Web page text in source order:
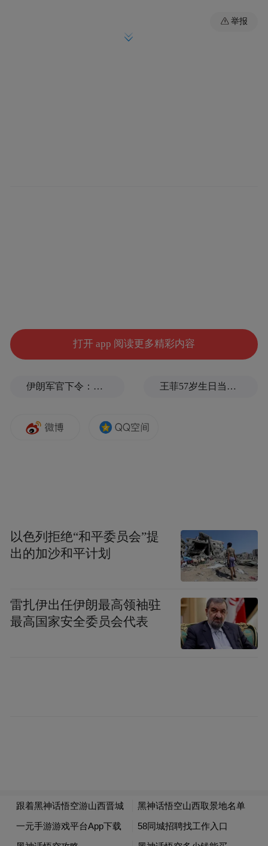
举报
打开 app 阅读更多精彩内容
伊朗军官下令：如果美军踏上我国领土，就砍掉他们脚！ 王菲57岁生日当天，谢霆锋隔空说3次生日快乐
以色列拒绝“和平委员会”提
出的加沙和平计划
雷扎伊出任伊朗最高领袖驻
最高国家安全委员会代表